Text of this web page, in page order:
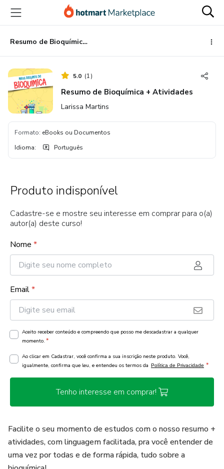
para
conteúdo
principal
para
pagamento
para
rodapé
Resumo de Bioquímica + Atividades
5.0 (1)
Resumo de Bioquímica + Atividades
Larissa Martins
Formato: eBooks ou Documentos
Idioma: Português
Produto indisponível
Cadastre-se e mostre seu interesse em comprar para o(a)
autor(a) deste curso!
Nome *
Email*
Aceito receber conteúdo e compreendo que posso me descadastrar a qualquer
momento. *
Ao clicar em Cadastrar, você confirma a sua inscrição neste produto. Você,
igualmente, confirma que leu, e entendeu os termos da Política de Privacidade *
Tenho interesse em comprar!
Facilite o seu momento de estudos com o nosso resumo +
atividades, com linguagem facilitada, pra você entender de
uma vez por todas e de forma rápida, tudo sobre a